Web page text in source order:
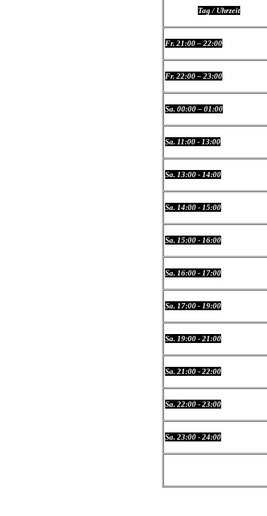
Tag / Uhrzeit
Fr. 21:00 – 22:00
Fr. 22:00 – 23:00
Sa. 00:00 – 01:00
Sa. 11:00 - 13:00
Sa. 13:00 - 14:00
Sa. 14:00 - 15:00
Sa. 15:00 - 16:00
Sa. 16:00 - 17:00
Sa. 17:00 - 19:00
Sa. 19:00 - 21:00
Sa. 21:00 - 22:00
Sa. 22:00 - 23:00
Sa. 23:00 - 24:00